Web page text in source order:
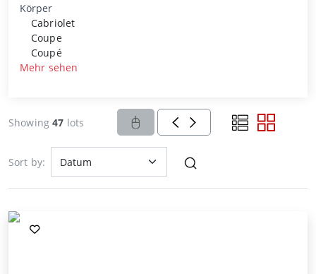
Showing 47 lots
Sort by:
Körper
Cabriolet
Coupe
Coupé
Mehr sehen